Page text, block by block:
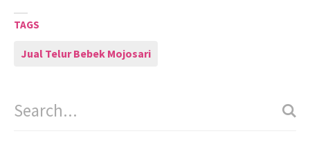
TAGS
Jual Telur Bebek Mojosari